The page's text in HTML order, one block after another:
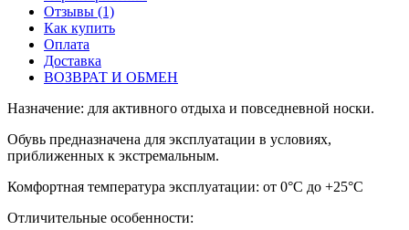
Отзывы (1)
Как купить
Оплата
Доставка
ВОЗВРАТ И ОБМЕН
Назначение: для активного отдыха и повседневной носки.
Обувь предназначена для эксплуатации в условиях,
приближенных к экстремальным.
Комфортная температура эксплуатации: от 0°С до +25°С
Отличительные особенности: